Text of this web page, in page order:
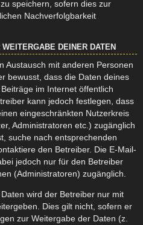
speichern, sofern dies zur
Nachverfolgbarkeit
DEINER DATEN
Austausch mit anderen Personen
bewusst, dass die Daten deines
im Internet öffentlich
kann jedoch festlegen, dass
eingeschränkten Nutzerkreis
Administratoren etc.) zugänglich
suche nach entsprechenden
den Betreiber. Die E-Mail-
jedoch nur für den Betreiber
(Administratoren) zugänglich.
wird der Betreiber nur mit
Dies gilt nicht, sofern er
zur Weitergabe der Daten (z.